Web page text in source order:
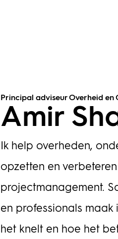
Principal adviseur Overheid en
Amir
Ik help overheden,
opzetten en
projectmanagement.
en professionals maak
het knelt en hoe het